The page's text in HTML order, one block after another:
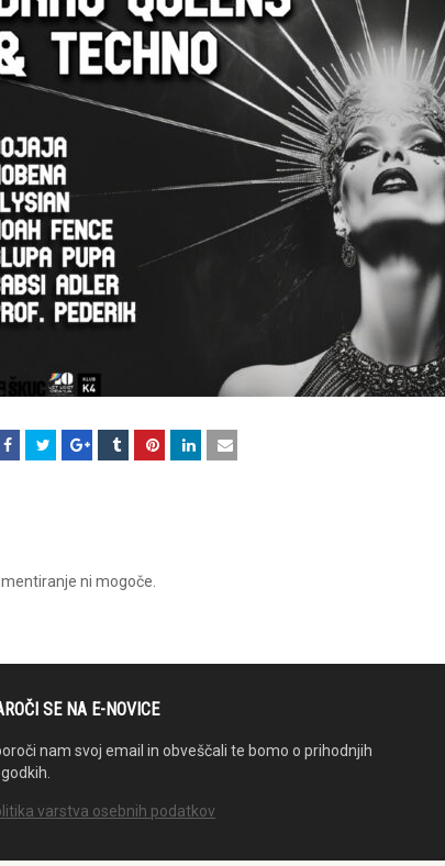
ni mogoče.
SE NA E-NOVICE
nam svoj email in obveščali te bomo o prihodnjih
varstva osebnih podatkov